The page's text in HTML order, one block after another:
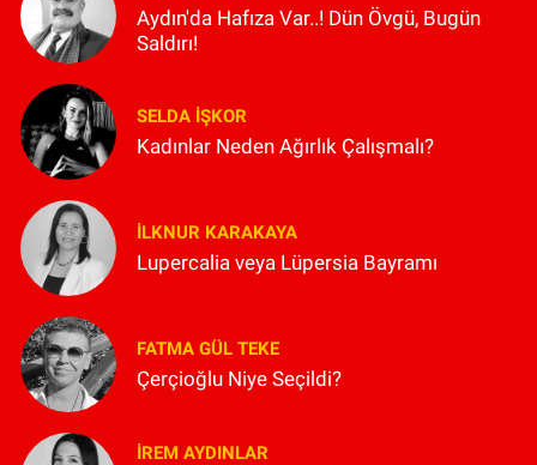
Aydın'da Hafıza Var..! Dün Övgü, Bugün
Saldırı!
SELDA İŞKOR
Kadınlar Neden Ağırlık Çalışmalı?
İLKNUR KARAKAYA
Lupercalia veya Lüpersia Bayramı
FATMA GÜL TEKE
Çerçioğlu Niye Seçildi?
İREM AYDINLAR